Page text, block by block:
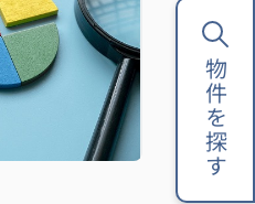
物件を探す